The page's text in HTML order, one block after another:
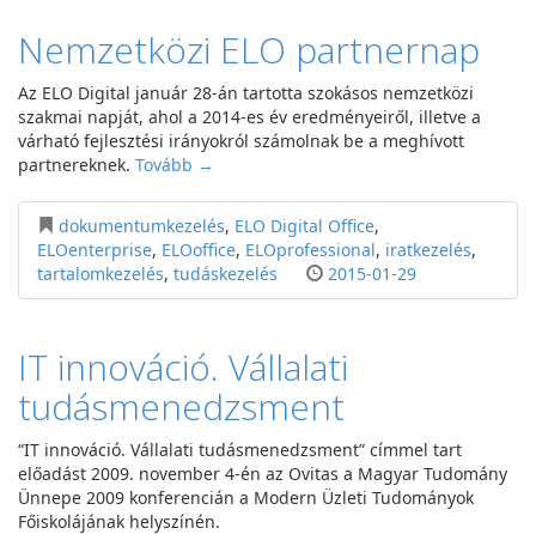
Nemzetközi ELO partnernap
Az ELO Digital január 28-án tartotta szokásos nemzetközi
szakmai napját, ahol a 2014-es év eredményeiről, illetve a
várható fejlesztési irányokról számolnak be a meghívott
partnereknek. Tovább →
dokumentumkezelés, ELO Digital Office,
ELOenterprise, ELOoffice, ELOprofessional, iratkezelés,
tartalomkezelés, tudáskezelés 2015-01-29
IT innováció. Vállalati
tudásmenedzsment
“IT innováció. Vállalati tudásmenedzsment” címmel tart
előadást 2009. november 4-én az Ovitas a Magyar Tudomány
Ünnepe 2009 konferencián a Modern Üzleti Tudományok
Főiskolájának helyszínén.